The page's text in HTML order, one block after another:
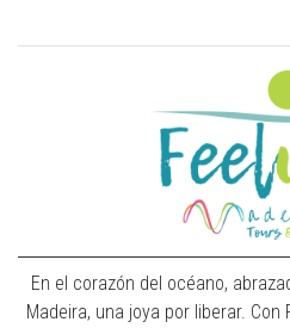
En el corazón del océano,
Madeira, una joya por liberar.